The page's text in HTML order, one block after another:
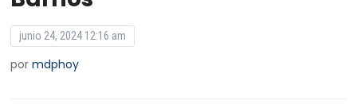
junio 24, 2024 12:16 am
pormdphoy